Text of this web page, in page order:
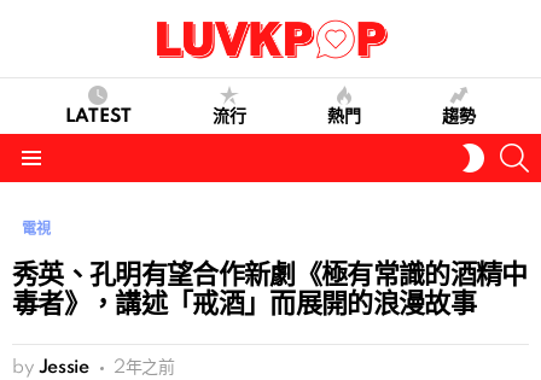
LATEST 流行 熱門 趨勢
SKIN
電視
秀英、孔明有望合作新劇《極有常識的酒精中
毒者》，講述「戒酒」而展開的浪漫故事
by Jessie 2年之前